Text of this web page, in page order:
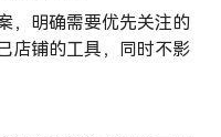
，明确需要优先关注的
店铺的工具，同时不影